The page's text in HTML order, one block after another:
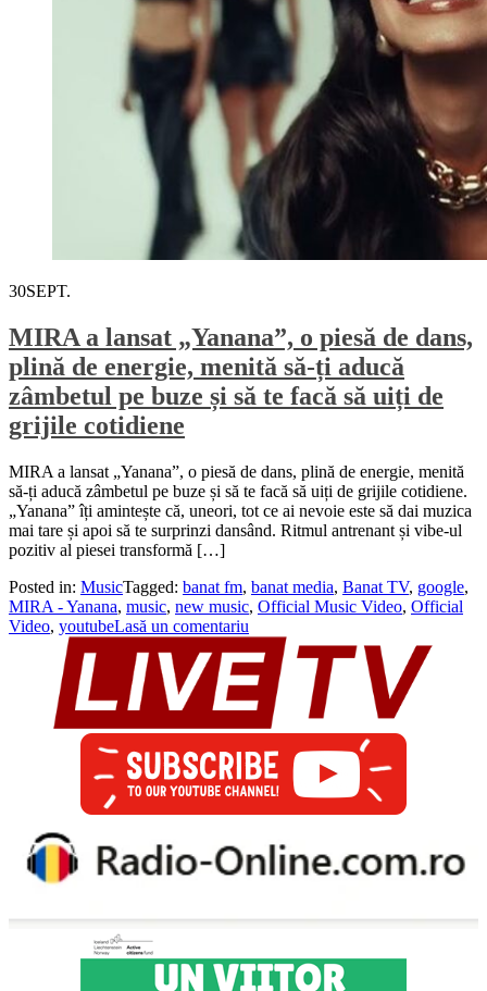
30SEPT.
MIRA a lansat „Yanana”, o piesă de dans,
plină de energie, menită să-ți aducă
zâmbetul pe buze și să te facă să uiți de
grijile cotidiene
MIRA a lansat „Yanana”, o piesă de dans, plină de energie, menită
să-ți aducă zâmbetul pe buze și să te facă să uiți de grijile cotidiene.
„Yanana” îți amintește că, uneori, tot ce ai nevoie este să dai muzica
mai tare și apoi să te surprinzi dansând. Ritmul antrenant și vibe-ul
pozitiv al piesei transformă […]
Posted in: MusicTagged: banat fm, banat media, Banat TV, google,
MIRA - Yanana, music, new music, Official Music Video, Official
Video, youtubeLasă un comentariu